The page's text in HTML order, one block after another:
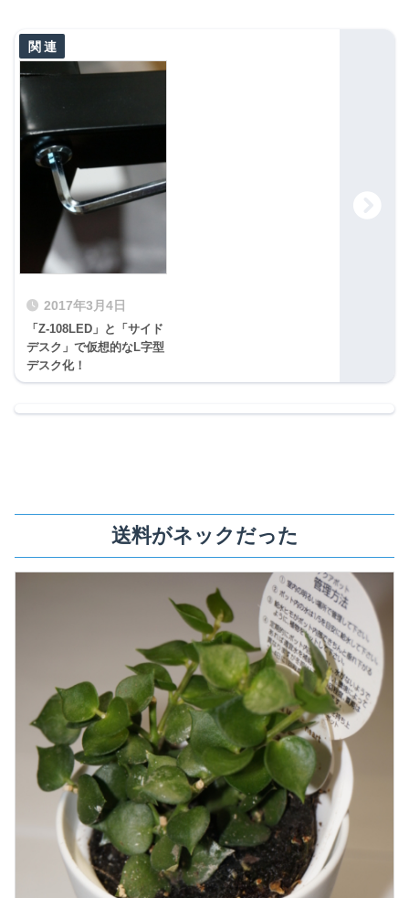
2017年3月4日
「Z-108LED」と「サイド
デスク」で仮想的なL字型
デスク化！
送料がネックだった